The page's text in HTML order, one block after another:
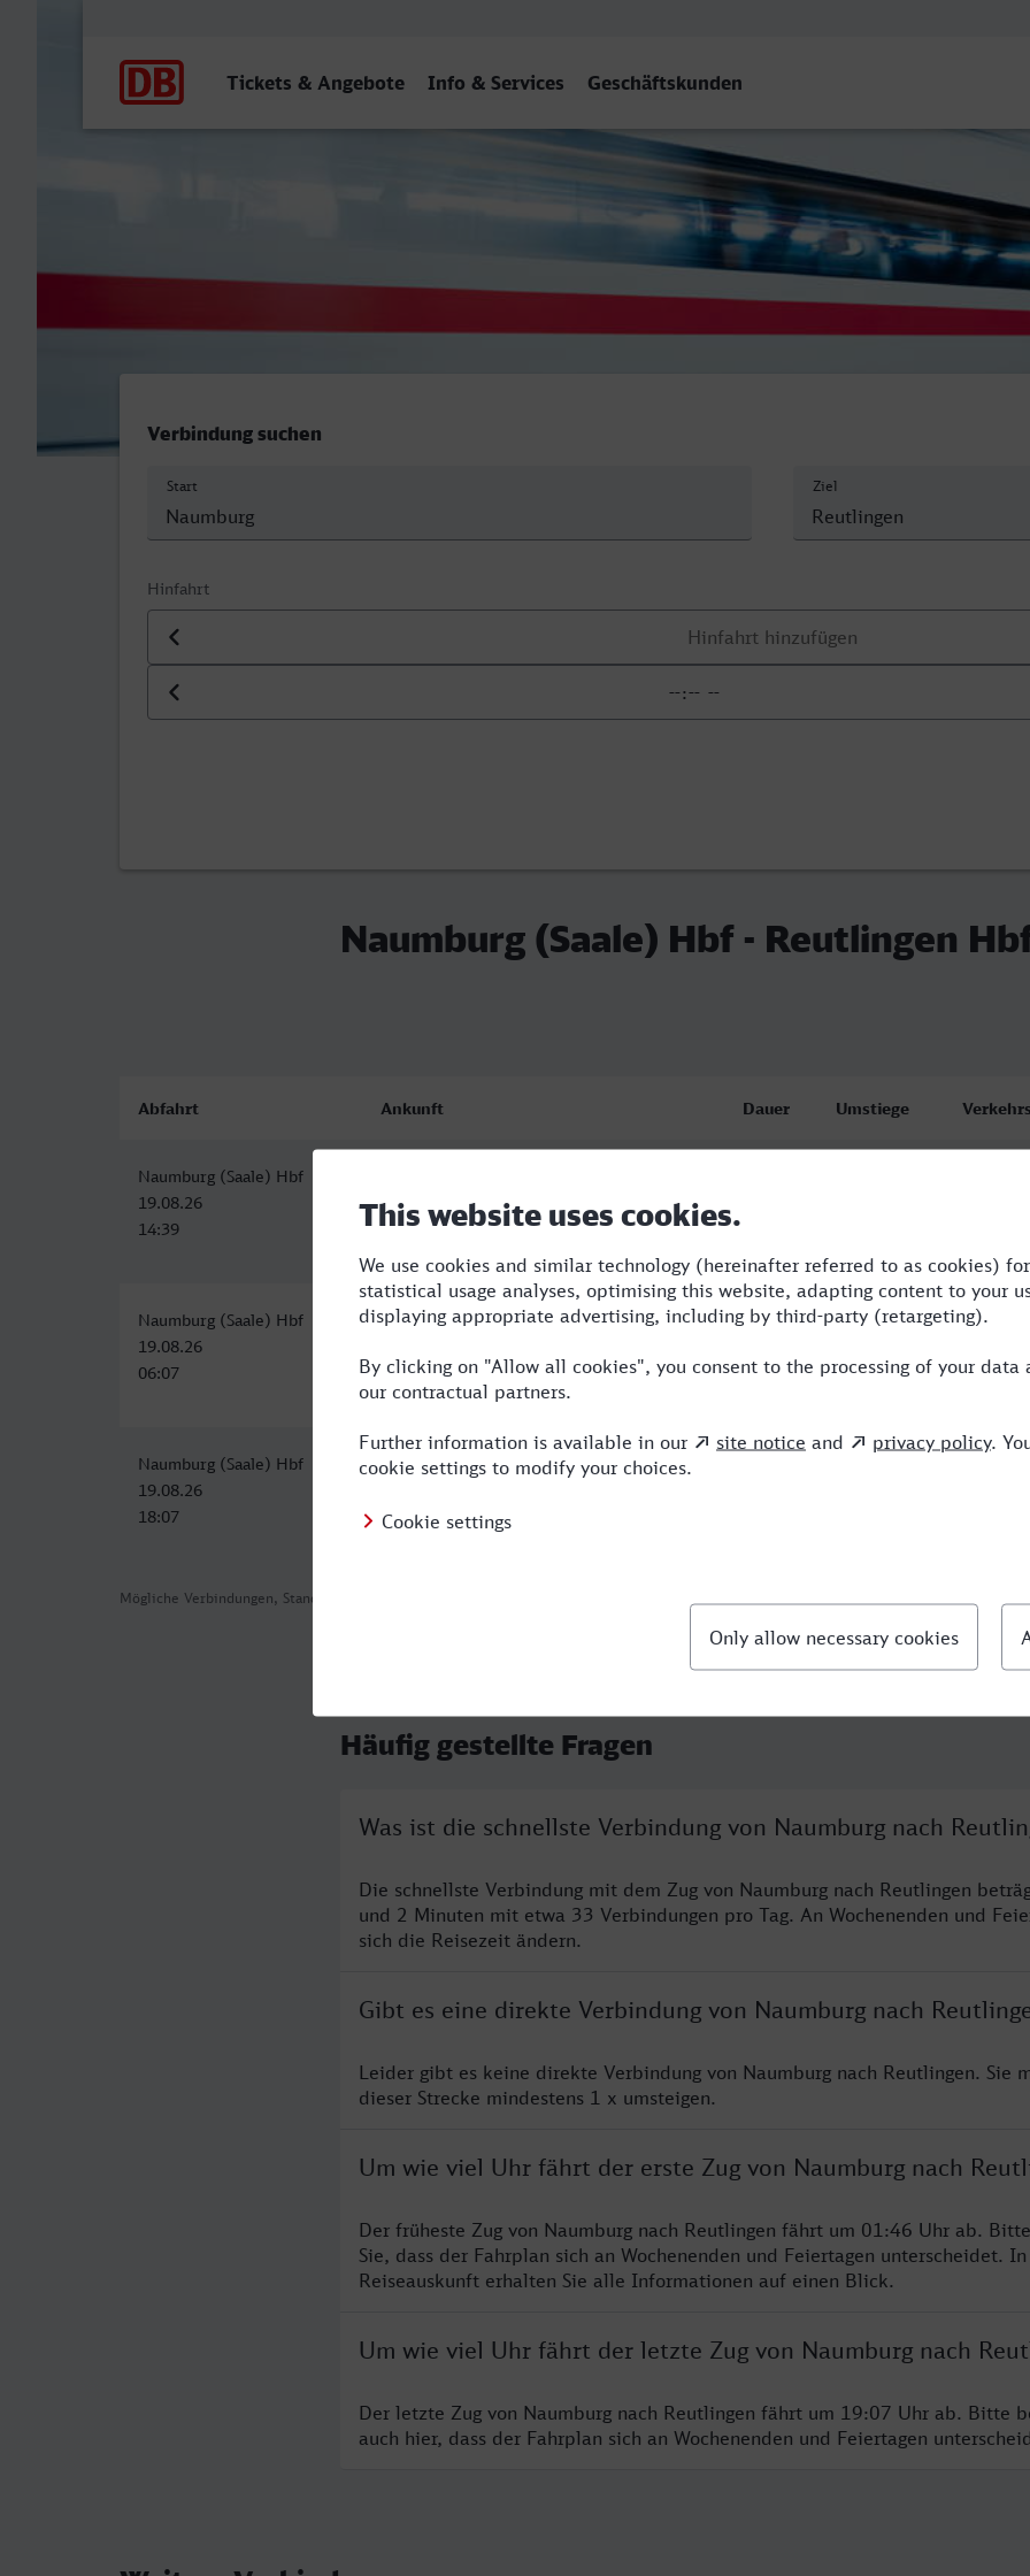
Tickets & Angebote Info & Services Geschäftskunden
Naumburg (Saale) Hbf - Reutlingen Hbf
Verbindung suchen
Start Ziel
Hinfahrt
Datum der Hinfahrt
Uhrzeit der Hinfahrt
Naumburg (Saale) Hbf - Reutlingen
Mögliche Verbindungen, Stand: 2026-08-05 13:19
Abfahrt Ankunft Dauer Umstiege
Naumburg (Saale) Hbf
19.08.26
14:39
19.08.26
20:41
Naumburg (Saale) Hbf
19.08.26
06:07
Listplatz/Hauptbahnhof, Reutlingen
12:21
6:14 3
Naumburg (Saale) Hbf
19.08.26
18:07
Listplatz/Hauptbahnhof, Reutlingen
00:21
Häufig gestellte Fragen
Was ist die schnellste Verbindung von Naumburg nach
Die schnellste Verbindung mit dem Zug von Naumburg nach Reutlingen
und 2 Minuten mit etwa 33 Verbindungen pro Tag. An Wochenenden und
sich die Reisezeit ändern.
Gibt es eine direkte Verbindung von Naumburg nach
Leider gibt es keine direkte Verbindung von Naumburg nach Reutlingen. Sie
dieser Strecke mindestens 1 x umsteigen.
Um wie viel Uhr fährt der erste Zug von Naumburg nach
Der früheste Zug von Naumburg nach Reutlingen fährt um 01:46 Uhr ab.
Sie, dass der Fahrplan sich an Wochenenden und Feiertagen unterscheidet.
Reiseauskunft erhalten Sie alle Informationen auf einen Blick.
Um wie viel Uhr fährt der letzte Zug von Naumburg nach
Der letzte Zug von Naumburg nach Reutlingen fährt um 19:07 Uhr ab. Bitte
auch hier, dass der Fahrplan sich an Wochenenden und Feiertagen